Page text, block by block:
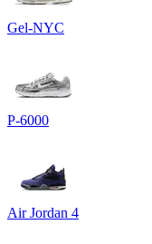
Gel-NYC
P-6000
Air Jordan 4